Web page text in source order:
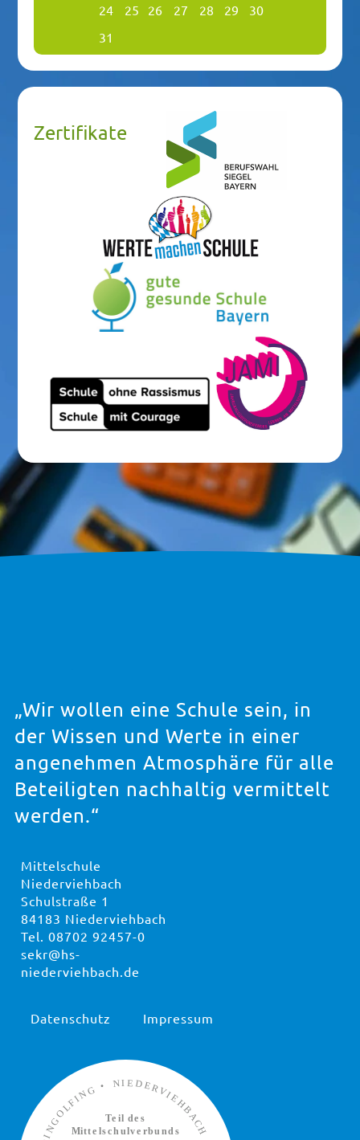
24
25 26 27 28 29
30
31
Zertifikate
„Wir wollen eine Schule sein, in
der Wissen und Werte in einer
angenehmen Atmosphäre für alle
Beteiligten nachhaltig vermittelt
werden.“
Mittelschule
Niederviehbach
Schulstraße 1
84183 Niederviehbach
Tel.08702 92457-0
sekr@hs-
niederviehbach.de
Datenschutz Impressum